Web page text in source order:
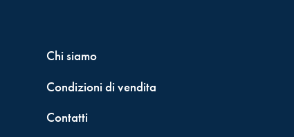
Chi siamo
Condizioni di vendita
Contatti